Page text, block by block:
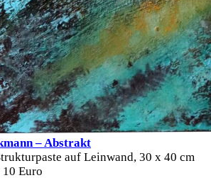
– Abstrakt
auf Leinwand, 30 x 40 cm
Euro